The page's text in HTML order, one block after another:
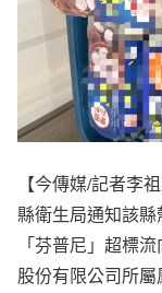
【今傳媒/記者李
縣衛生局通知該
「芬普尼」超標
股份有限公司所